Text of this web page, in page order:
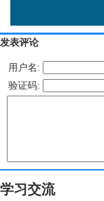
发表评论
用户名:
验证码:
学习交流